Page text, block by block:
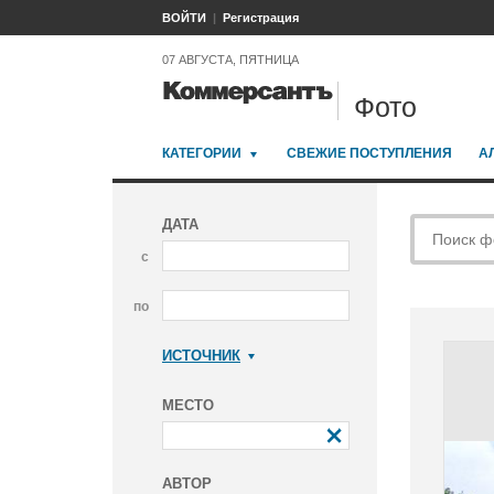
ВОЙТИ Регистрация
07 АВГУСТА, ПЯТНИЦА
Фото
КАТЕГОРИИ СВЕЖИЕ ПОСТУПЛЕНИЯ
ДАТА
с
по
ИСТОЧНИК
МЕСТО
АВТОР